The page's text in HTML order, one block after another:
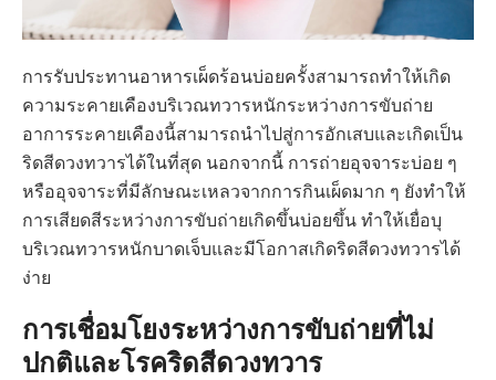
การรับประทานอาหารเผ็ดร้อนบ่อยครั้งสามารถทำให้เกิด
ความระคายเคืองบริเวณทวารหนักระหว่างการขับถ่าย
อาการระคายเคืองนี้สามารถนำไปสู่การอักเสบและเกิดเป็น
ริดสีดวงทวารได้ในที่สุด นอกจากนี้ การถ่ายอุจจาระบ่อย ๆ
หรืออุจจาระที่มีลักษณะเหลวจากการกินเผ็ดมาก ๆ ยังทำให้
การเสียดสีระหว่างการขับถ่ายเกิดขึ้นบ่อยขึ้น ทำให้เยื่อบุ
บริเวณทวารหนักบาดเจ็บและมีโอกาสเกิดริดสีดวงทวารได้
ง่าย
การเชื่อมโยงระหว่างการขับถ่ายที่ไม่
ปกติและโรคริดสีดวงทวาร